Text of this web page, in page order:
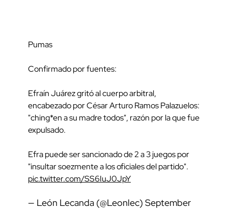
Pumas
Confirmado por fuentes:
Efraín Juárez gritó al cuerpo arbitral,
encabezado por César Arturo Ramos Palazuelos:
"ching*en a su madre todos", razón por la que fue
expulsado.
Efra puede ser sancionado de 2 a 3 juegos por
"insultar soezmente a los oficiales del partido".
pic.twitter.com/SS6IuJ0JpY
— León Lecanda (@Leonlec) September